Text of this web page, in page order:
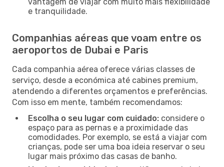
e tranquilidade.
Companhias aéreas que voam entre os
aeroportos de Dubai e Paris
Cada companhia aérea oferece várias classes de
serviço, desde a económica até cabines premium,
atendendo a diferentes orçamentos e preferências.
Com isso em mente, também recomendamos:
Escolha o seu lugar com cuidado: considere o
espaço para as pernas e a proximidade das
comodidades. Por exemplo, se está a viajar com
crianças, pode ser uma boa ideia reservar o seu
lugar mais próximo das casas de banho.